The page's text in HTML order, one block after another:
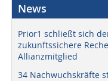
News
Prior1 schließt sich
zukunftssichere
Allianzmitglied
34 Nachwuchskräfte